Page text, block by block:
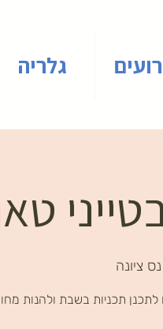
גלריה
נס ציונה
תכניות בשבת ולהנות